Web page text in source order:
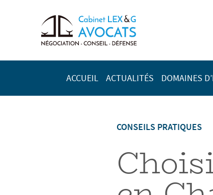
ACCUEIL ACTUALITÉS DOMAINES
CONSEILS PRATIQUES